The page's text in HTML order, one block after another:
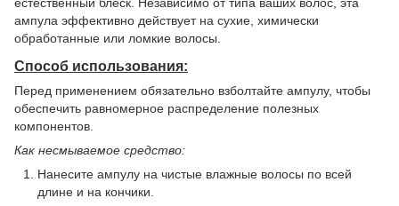
естественный блеск. Независимо от типа ваших волос, эта
ампула эффективно действует на сухие, химически
обработанные или ломкие волосы.
Способ использования:
Перед применением обязательно взболтайте ампулу, чтобы
обеспечить равномерное распределение полезных
компонентов.
Как несмываемое средство:
Нанесите ампулу на чистые влажные волосы по всей
длине и на кончики.